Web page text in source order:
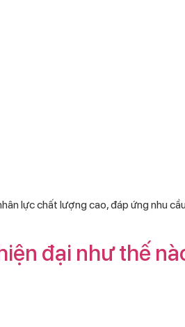
lực chất lượng cao, đáp ứng nhu
đại như thế